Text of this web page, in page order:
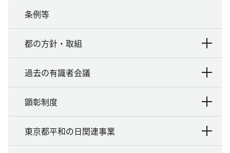
条例等
都の方針・取組
過去の有識者会議
顕彰制度
東京都平和の日関連事業